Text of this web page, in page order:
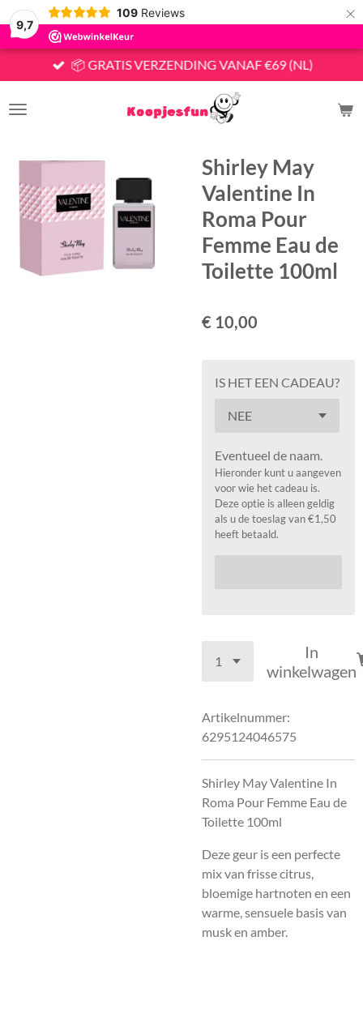
9,7
109 Reviews ×
📦 GRATIS VERZENDING VANAF €69 (NL)
Shirley May
Valentine In
Roma Pour
Femme Eau de
Toilette 100ml
€ 10,00
IS HET EEN CADEAU?
Eventueel de naam.
Hieronder kunt u aangeven
voor wie het cadeau is.
Deze optie is alleen geldig
als u de toeslag van €1,50
heeft betaald.
In
winkelwagen
Artikelnummer:
6295124046575
Shirley May Valentine In
Roma Pour Femme Eau de
Toilette 100ml
Deze geur is een perfecte
mix van frisse citrus,
bloemige hartnoten en een
warme, sensuele basis van
musk en amber.